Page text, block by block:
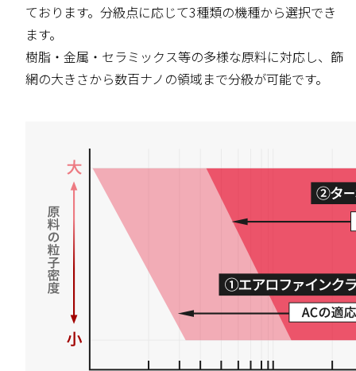
ております。分級点に応じて3種類の機種から選択でき
ます。
樹脂・金属・セラミックス等の多様な原料に対応し、篩
網の大きさから数百ナノの領域まで分級が可能です。